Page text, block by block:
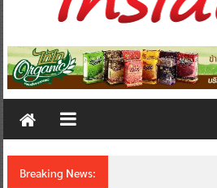
Thailand
New
Breaking News: